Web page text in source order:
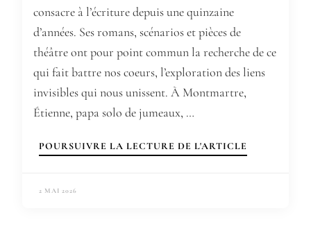
consacre à l’écriture depuis une quinzaine
d’années. Ses romans, scénarios et pièces de
théâtre ont pour point commun la recherche de ce
qui fait battre nos coeurs, l’exploration des liens
invisibles qui nous unissent. À Montmartre,
Étienne, papa solo de jumeaux, …
POURSUIVRE LA LECTURE DE L'ARTICLE
2 MAI 2026